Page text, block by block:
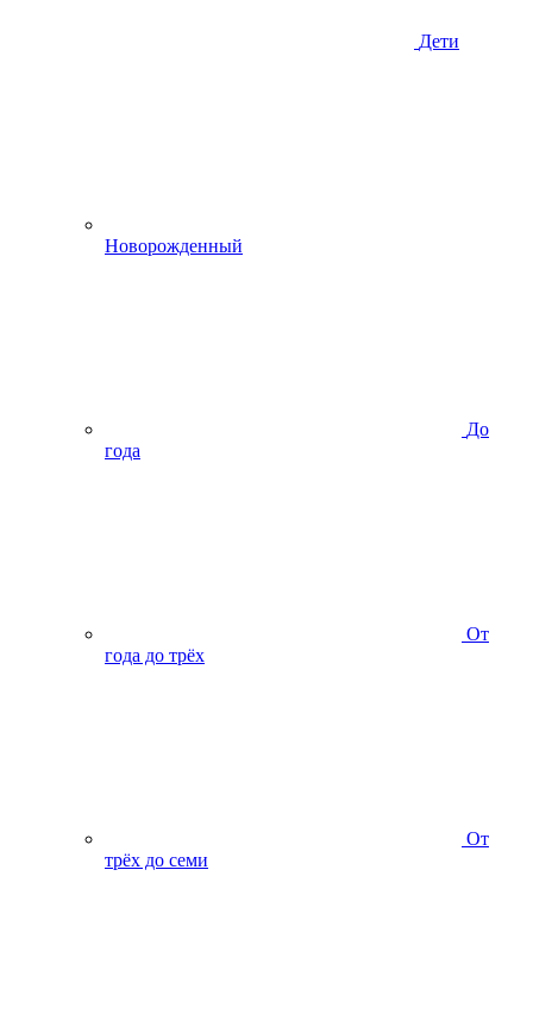
Дети
Новорожденный
До
года
От
года до трёх
От
трёх до семи